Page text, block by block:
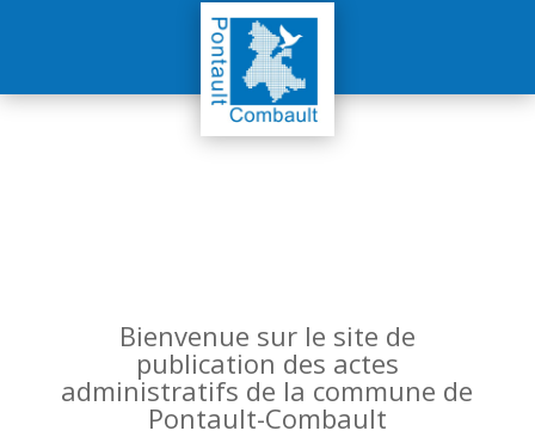
Bienvenue sur le site de
publication des actes
administratifs de la commune de
Pontault-Combault